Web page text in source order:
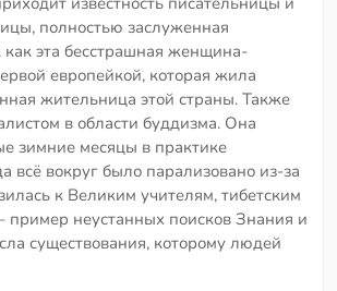
полностью заслуженная
как эта бесстрашная женщина-
европейкой, которая жила
жительница этой страны. Также
в области буддизма. Она
зимние месяцы в практике
всё вокруг было парализовано из-за
к Великим учителям, тибетским
пример неустанных поисков Знания и
существования, которому людей